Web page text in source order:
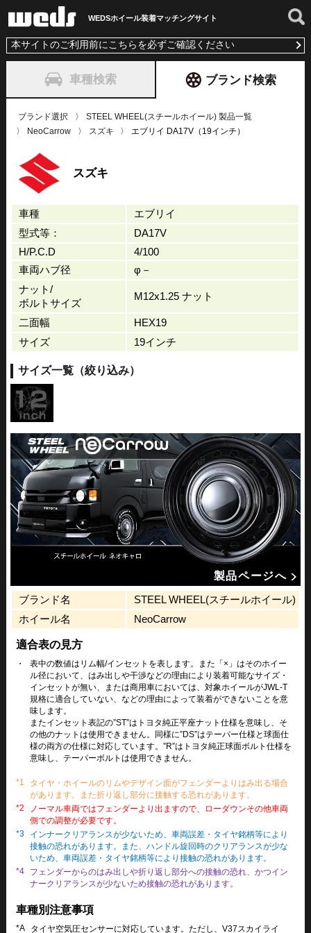
WEDSホイール装着マッチングサイト
本サイトのご利用前にこちらを必ずご確認ください
車種検索 ブランド検索
ブランド選択
STEEL WHEEL(スチールホイール) 製品一覧
NeoCarrow
スズキ エブリイ DA17V（19インチ）
スズキ
車種
エブリイ
型式等：
DA17V
H/P.C.D
4/100
車両ハブ径
φ－
ナット/
ボルトサイズ
M12x1.25 ナット
二面幅
HEX19
サイズ
19インチ
サイズ一覧（絞り込み）
製品ページへ
ブランド名
STEEL WHEEL(スチールホイール)
ホイール名
NeoCarrow
適合表の見方
・
表中の数値はリム幅/インセットを表します。また「×」はそのホイー
ル径において、はみ出しや干渉などの理由により装着可能なサイズ・
インセットが無い、または商用車においては、対象ホイールがJWL-T
規格に適合していない、などの理由によって装着ができないことを意
味します。
またインセット表記の”ST”はトヨタ純正平座ナット仕様を意味し、そ
の他のナットは使用できません。同様に”DS”はテーパー仕様と球面仕
様の両方の仕様に対応しています。”R”はトヨタ純正球面ボルト仕様を
意味し、テーパーボルトは使用できません。
*1
タイヤ・ホイールのリムやデザイン面がフェンダーよりはみ出る場合
があります。また折り返し部分に接触する恐れがあります。
*2
ノーマル車両ではフェンダーより出ますので、ローダウンその他車両
側での調整が必要です。
*3
インナークリアランスが少ないため、車両誤差・タイヤ銘柄等により
接触の恐れがあります。また、ハンドル旋回時のクリアランスが少な
いため、車両誤差・タイヤ銘柄等により接触の恐れがあります。
*4
フェンダーからのはみ出しや折り返し部分への接触の恐れ、かつイン
ナークリアランスが少ないため接触の恐れがあります。
車種別注意事項
*A タイヤ空気圧センサーに対応しています。ただし、V37スカイライ